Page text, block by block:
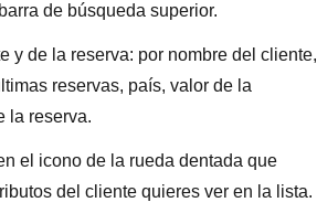
de búsqueda superior.
y de la reserva: por nombre del cliente,
reservas, país, valor de la
la reserva.
el icono de la rueda dentada que
del cliente quieres ver en la lista.